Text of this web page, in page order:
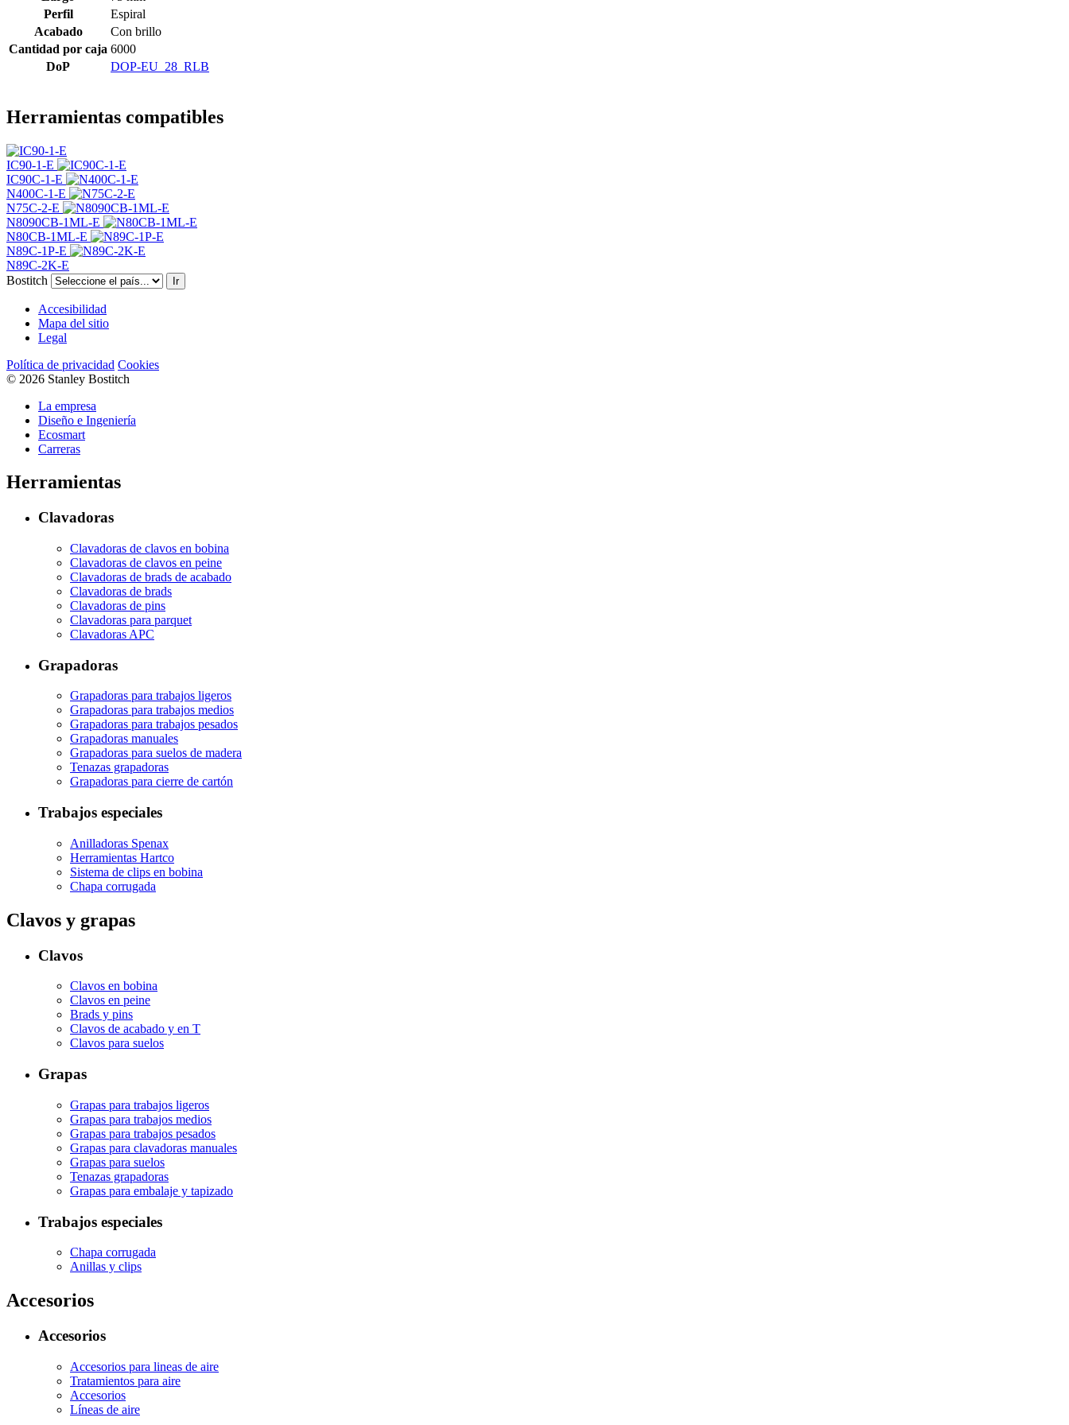
Perfil
Espiral
Acabado
Con brillo
Cantidad por caja 6000
DoP
DOP-EU_28_RLB
Herramientas compatibles
IC90-1-E
IC90C-1-E
N400C-1-E
N75C-2-E
N8090CB-1ML-E
N80CB-1ML-E
N89C-1P-E
N89C-2K-E
Bostitch
Ir
Accesibilidad
Mapa del sitio
Legal
Política de privacidad Cookies
© 2026 Stanley Bostitch
La empresa
Diseño e Ingeniería
Ecosmart
Carreras
Herramientas
Clavadoras
Clavadoras de clavos en bobina
Clavadoras de clavos en peine
Clavadoras de brads de acabado
Clavadoras de brads
Clavadoras de pins
Clavadoras para parquet
Clavadoras APC
Grapadoras
Grapadoras para trabajos ligeros
Grapadoras para trabajos medios
Grapadoras para trabajos pesados
Grapadoras manuales
Grapadoras para suelos de madera
Tenazas grapadoras
Grapadoras para cierre de cartón
Trabajos especiales
Anilladoras Spenax
Herramientas Hartco
Sistema de clips en bobina
Chapa corrugada
Clavos y grapas
Clavos
Clavos en bobina
Clavos en peine
Brads y pins
Clavos de acabado y en T
Clavos para suelos
Grapas
Grapas para trabajos ligeros
Grapas para trabajos medios
Grapas para trabajos pesados
Grapas para clavadoras manuales
Grapas para suelos
Tenazas grapadoras
Grapas para embalaje y tapizado
Trabajos especiales
Chapa corrugada
Anillas y clips
Accesorios
Accesorios
Accesorios para lineas de aire
Tratamientos para aire
Accesorios
Líneas de aire